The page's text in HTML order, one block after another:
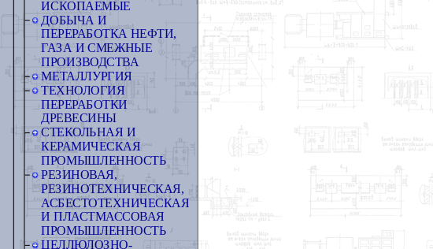
ИСКОПАЕМЫЕ
ДОБЫЧА И
ПЕРЕРАБОТКА НЕФТИ,
ГАЗА И СМЕЖНЫЕ
ПРОИЗВОДСТВА
МЕТАЛЛУРГИЯ
ТЕХНОЛОГИЯ
ПЕРЕРАБОТКИ
ДРЕВЕСИНЫ
СТЕКОЛЬНАЯ И
КЕРАМИЧЕСКАЯ
ПРОМЫШЛЕННОСТЬ
РЕЗИНОВАЯ,
РЕЗИНОТЕХНИЧЕСКАЯ,
АСБЕСТОТЕХНИЧЕСКАЯ
И ПЛАСТМАССОВАЯ
ПРОМЫШЛЕННОСТЬ
ЦЕЛЛЮЛОЗНО-